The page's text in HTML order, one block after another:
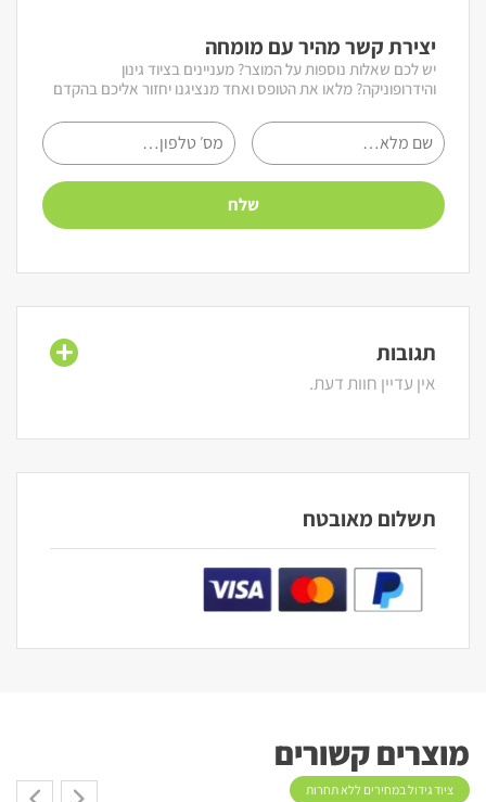
יצירת קשר מהיר עם מומחה
יש לכם שאלות נוספות על המוצר? מעניינים בציוד גינון
והידרופוניקה? מלאו את הטופס ואחד מנציגנו יחזור אליכם בהקדם
תגובות
אין עדיין חוות דעת.
תשלום מאובטח
מוצרים קשורים
ציוד גידול במחירים ללא תחרות